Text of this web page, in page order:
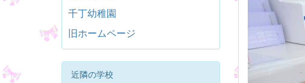
千丁幼稚園
旧ホームページ
近隣の学校